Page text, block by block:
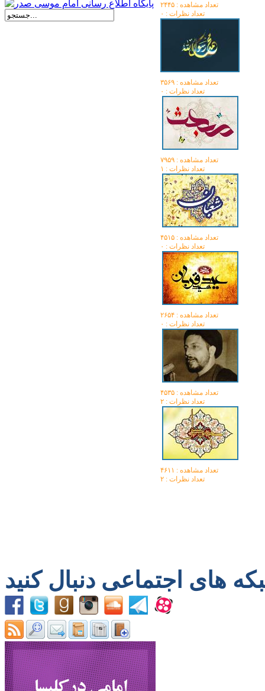
تعداد مشاهده :‌ ۲۴۴۵
تعداد نظرات : ۰
تعداد مشاهده :‌ ۳۵۶۹
تعداد نظرات : ۰
تعداد مشاهده :‌ ۷۹۵۹
تعداد نظرات : ۱
تعداد مشاهده :‌ ۴۵۱۵
تعداد نظرات : ۰
تعداد مشاهده :‌ ۲۶۵۴
تعداد نظرات : ۰
تعداد مشاهده :‌ ۴۵۳۵
تعداد نظرات : ۲
تعداد مشاهده :‌ ۴۶۱۱
تعداد نظرات : ۲